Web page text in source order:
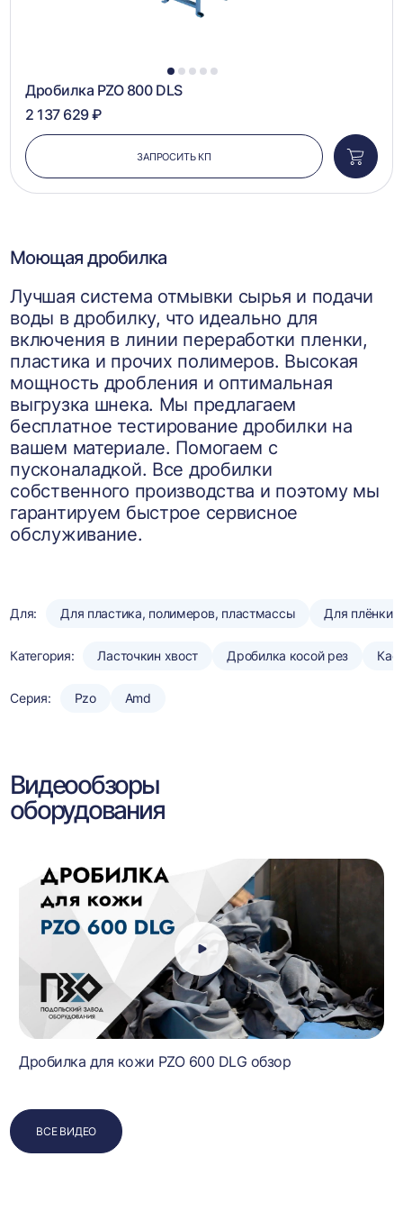
1 2 3 4 5
Дробилка PZO 800 DLS
2 137 629 ₽
ЗАПРОСИТЬ КП
в
Моющая дробилка
Лучшая система отмывки сырья и подачи
воды в дробилку, что идеально для
включения в линии переработки пленки,
пластика и прочих полимеров. Высокая
мощность дробления и оптимальная
выгрузка шнека. Мы предлагаем
бесплатное тестирование дробилки на
вашем материале. Помогаем с
пусконаладкой. Все дробилки
собственного производства и поэтому мы
гарантируем быстрое сервисное
обслуживание.
Для: Для пластика, полимеров, пластмассы Для плёнки
Категория: Ласточкин хвост Дробилка косой рез
Серия: Pzo Amd
Видеообзоры
оборудования
Дробилка для кожи PZO 600 DLG обзор
ВСЕ ВИДЕО